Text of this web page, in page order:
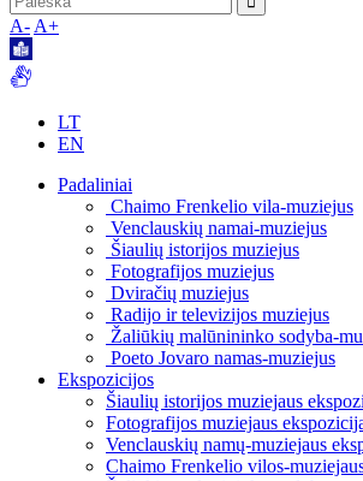
A- A+
LT
EN
Padaliniai
Chaimo Frenkelio vila-muziejus
Venclauskių namai-muziejus
Šiaulių istorijos muziejus
Fotografijos muziejus
Dviračių muziejus
Radijo ir televizijos muziejus
Žaliūkių malūnininko sodyba-
Poeto Jovaro namas-muziejus
Ekspozicijos
Šiaulių istorijos muziejaus
Fotografijos muziejaus
Venclauskių namų-muziejaus
Chaimo Frenkelio vilos-